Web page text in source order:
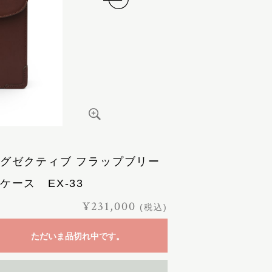
ゼクティブ フラップブリー
ース EX-33
¥231,000 (税込)
ただいま品切れ中です。